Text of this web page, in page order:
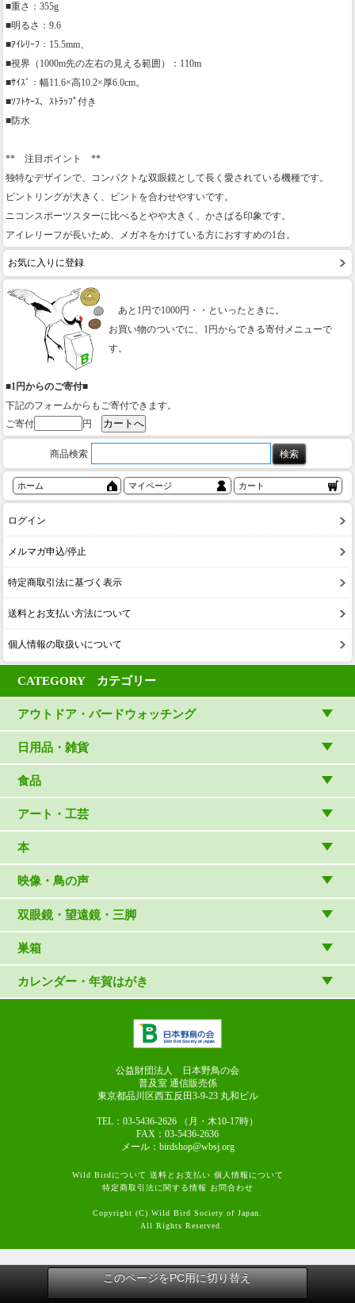
■重さ：355g
■明るさ：9.6
■ｱｲﾚﾘｰﾌ：15.5mm、
■視界（1000m先の左右の見える範囲）：110m
■ｻｲｽﾞ：幅11.6×高10.2×厚6.0cm。
■ｿﾌﾄｹｰｽ、ｽﾄﾗｯﾌﾟ付き
■防水
** 注目ポイント **
独特なデザインで、コンパクトな双眼鏡として長く愛されている機種です。
ピントリングが大きく、ピントを合わせやすいです。
ニコンスポーツスターに比べるとやや大きく、かさばる印象です。
アイレリーフが長いため、メガネをかけている方におすすめの1台。
お気に入りに登録
あと1円で1000円・・といったときに。
お買い物のついでに、1円からできる寄付メニューで
す。
■1円からのご寄付■
下記のフォームからもご寄付できます。
ご寄付
円
商品検索
ホーム マイページ カート
ログイン
メルマガ申込/停止
特定商取引法に基づく表示
送料とお支払い方法について
個人情報の取扱いについて
CATEGORY カテゴリー
アウトドア・バードウォッチング
アウトドアウェア
アウトドア雑貨
バードウォッチング用品
日用品・雑貨
リビング・キッチン・ファッション
ゲーム・ホビー・文具
食品
食品
アート・工芸
雑貨（村上康成）
マスコット・ブローチほか
本
図鑑
読み物
写真集・ガイドブック・絵本
日本野鳥の会連携団体の出版物
論文集（ストリクス）
映像・鳥の声
CD
DVD・ブルーレイ・ビデオ
鳴き声タッチペンなど
双眼鏡・望遠鏡・三脚
スターターセット
双眼鏡
巣箱
巣箱など
カレンダー・年賀はがき
公益財団法人 日本野鳥の会
普及室 通信販売係
東京都品川区西五反田3-9-23 丸和ビル
TEL：03-5436-2626
（月・木10-17時）
FAX：03-5436-2636
メール：birdshop@wbsj.org
Wild Birdについて 送料とお支払い 個人情報について
特定商取引法に関する情報 お問合わせ
Copyright (C) Wild Bird Society of Japan.
All Rights Reserved.
このページをPC用に切り替え